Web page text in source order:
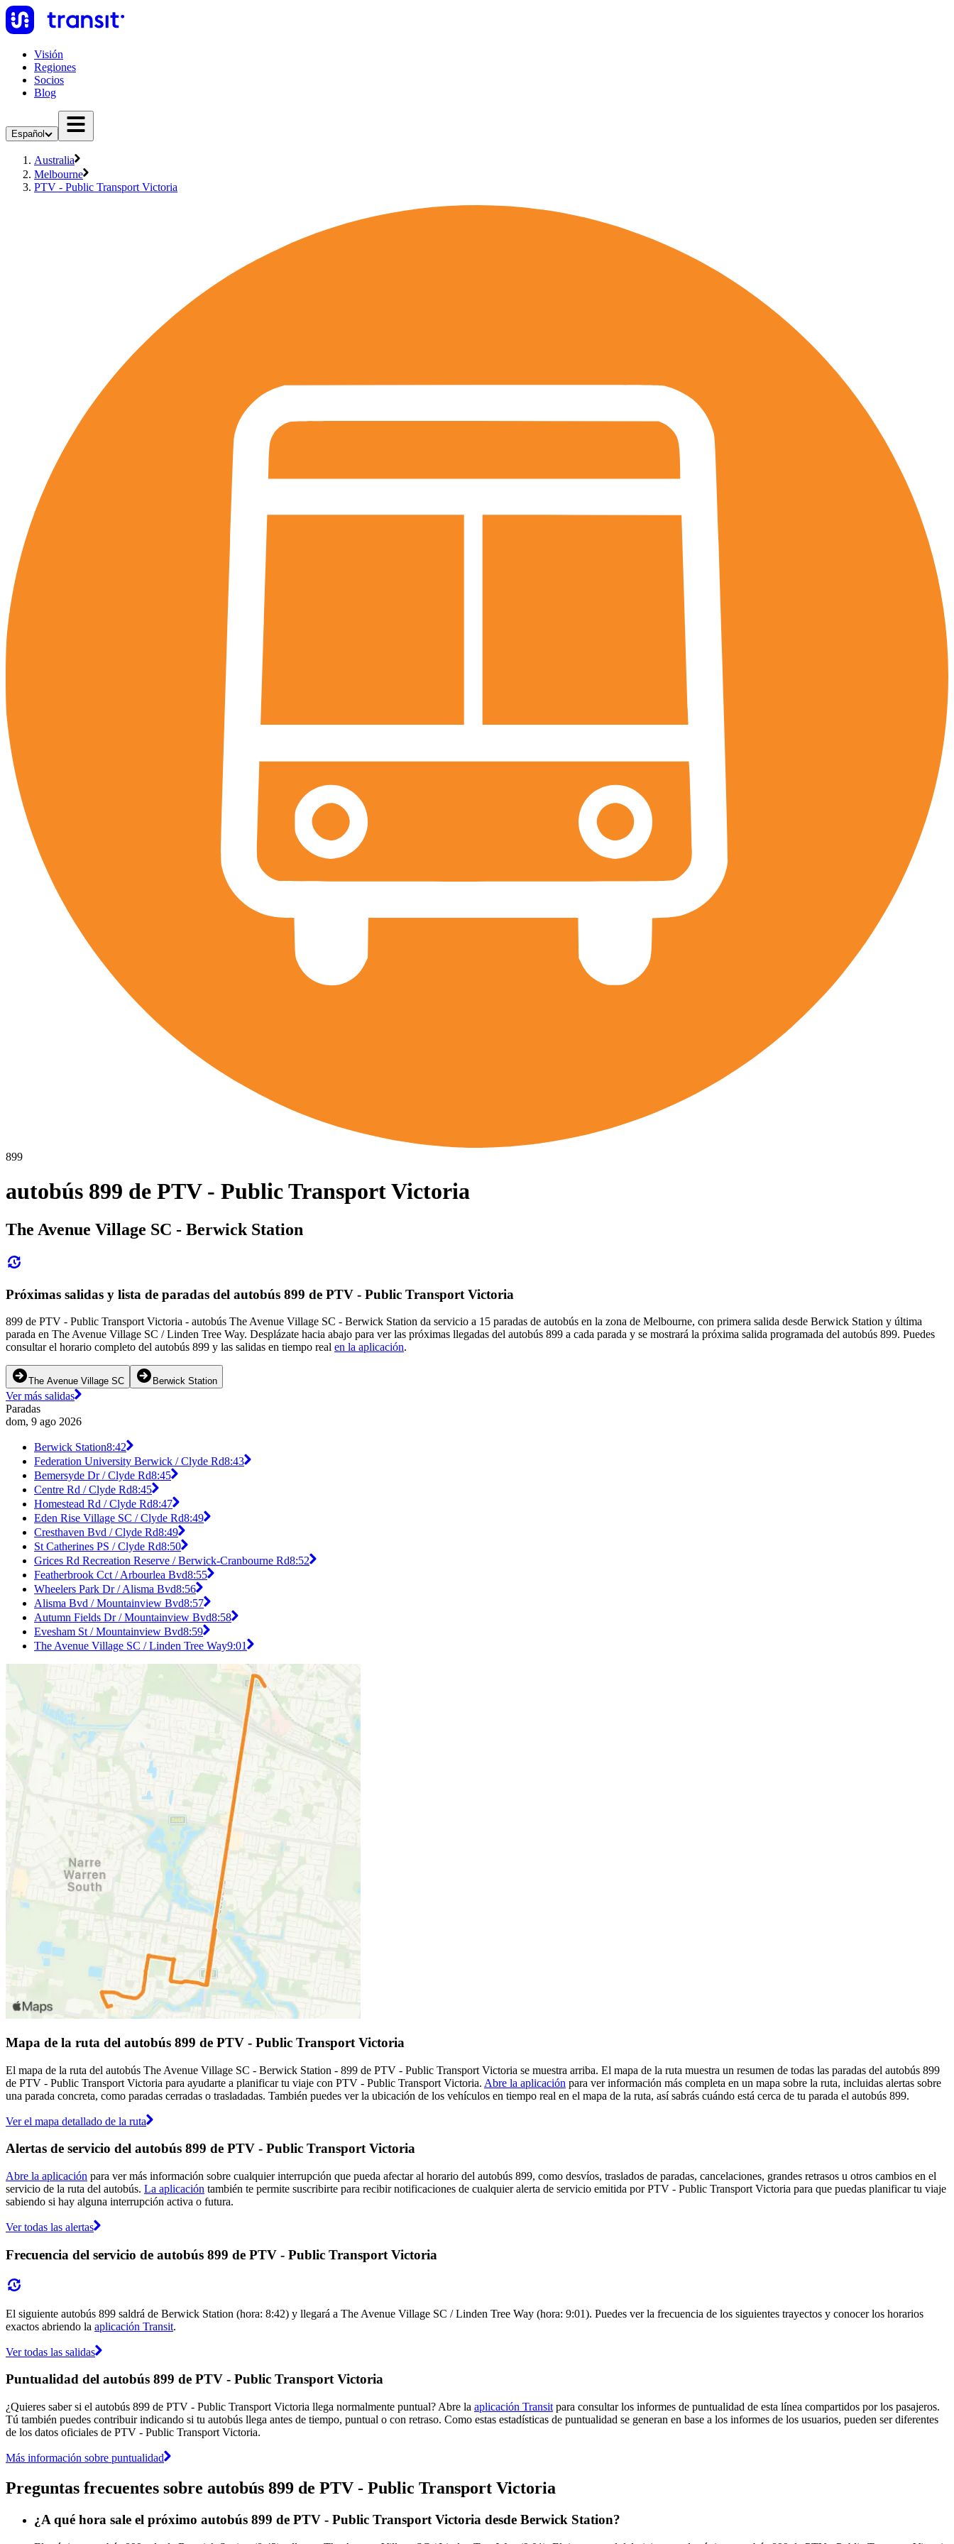
Visión
Regiones
Socios
Blog
Español
Australia
Melbourne
PTV - Public Transport Victoria
899
autobús 899 de PTV - Public Transport Victoria
The Avenue Village SC - Berwick Station
Próximas salidas y lista de paradas del autobús 899 de PTV - Public Transport Victoria
899 de PTV - Public Transport Victoria - autobús The Avenue Village SC - Berwick Station da servicio a 15 paradas de autobús en la zona de Melbourne, con primera salida desde Berwick Station y última
parada en The Avenue Village SC / Linden Tree Way. Desplázate hacia abajo para ver las próximas llegadas del autobús 899 a cada parada y se mostrará la próxima salida programada del autobús 899. Puedes
consultar el horario completo del autobús 899 y las salidas en tiempo real en la aplicación.
The Avenue Village SC Berwick Station
Ver más salidas
Paradas
dom, 9 ago 2026
Berwick Station8:42
Federation University Berwick / Clyde Rd8:43
Bemersyde Dr / Clyde Rd8:45
Centre Rd / Clyde Rd8:45
Homestead Rd / Clyde Rd8:47
Eden Rise Village SC / Clyde Rd8:49
Cresthaven Bvd / Clyde Rd8:49
St Catherines PS / Clyde Rd8:50
Grices Rd Recreation Reserve / Berwick-Cranbourne Rd8:52
Featherbrook Cct / Arbourlea Bvd8:55
Wheelers Park Dr / Alisma Bvd8:56
Alisma Bvd / Mountainview Bvd8:57
Autumn Fields Dr / Mountainview Bvd8:58
Evesham St / Mountainview Bvd8:59
The Avenue Village SC / Linden Tree Way9:01
Mapa de la ruta del autobús 899 de PTV - Public Transport Victoria
El mapa de la ruta del autobús The Avenue Village SC - Berwick Station - 899 de PTV - Public Transport Victoria se muestra arriba. El mapa de la ruta muestra un resumen de todas las paradas del autobús 899
de PTV - Public Transport Victoria para ayudarte a planificar tu viaje con PTV - Public Transport Victoria. Abre la aplicación para ver información más completa en un mapa sobre la ruta, incluidas alertas sobre
una parada concreta, como paradas cerradas o trasladadas. También puedes ver la ubicación de los vehículos en tiempo real en el mapa de la ruta, así sabrás cuándo está cerca de tu parada el autobús 899.
Ver el mapa detallado de la ruta
Alertas de servicio del autobús 899 de PTV - Public Transport Victoria
Abre la aplicación para ver más información sobre cualquier interrupción que pueda afectar al horario del autobús 899, como desvíos, traslados de paradas, cancelaciones, grandes retrasos u otros cambios en el
servicio de la ruta del autobús. La aplicación también te permite suscribirte para recibir notificaciones de cualquier alerta de servicio emitida por PTV - Public Transport Victoria para que puedas planificar tu viaje
sabiendo si hay alguna interrupción activa o futura.
Ver todas las alertas
Frecuencia del servicio de autobús 899 de PTV - Public Transport Victoria
El siguiente autobús 899 saldrá de Berwick Station (hora: 8:42) y llegará a The Avenue Village SC / Linden Tree Way (hora: 9:01). Puedes ver la frecuencia de los siguientes trayectos y conocer los horarios
exactos abriendo la aplicación Transit.
Ver todas las salidas
Puntualidad del autobús 899 de PTV - Public Transport Victoria
¿Quieres saber si el autobús 899 de PTV - Public Transport Victoria llega normalmente puntual? Abre la aplicación Transit para consultar los informes de puntualidad de esta línea compartidos por los pasajeros.
Tú también puedes contribuir indicando si tu autobús llega antes de tiempo, puntual o con retraso. Como estas estadísticas de puntualidad se generan en base a los informes de los usuarios, pueden ser diferentes
de los datos oficiales de PTV - Public Transport Victoria.
Más información sobre puntualidad
Preguntas frecuentes sobre autobús 899 de PTV - Public Transport Victoria
¿A qué hora sale el próximo autobús 899 de PTV - Public Transport Victoria desde Berwick Station?